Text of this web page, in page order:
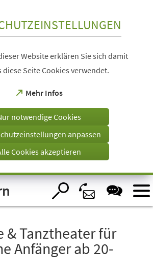
Website erklären Sie sich damit
Seite Cookies verwendet.
Mehr Infos
(Öffnet
einem
Tab)
notwendige Cookies
anpassen
Cookies akzeptieren
& Tanztheater für
Anfänger ab 20-